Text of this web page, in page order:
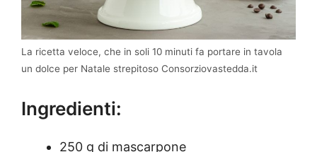
La ricetta veloce, che in soli 10 minuti fa portare in tavola
un dolce per Natale strepitoso Consorziovastedda.it
Ingredienti:
250 g di mascarpone